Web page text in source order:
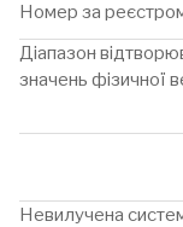
Номер за
Діапазон
значень фізичної
Невилучена